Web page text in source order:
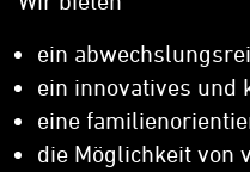
ein
ein innovatives und
eine
die Möglichkeit von